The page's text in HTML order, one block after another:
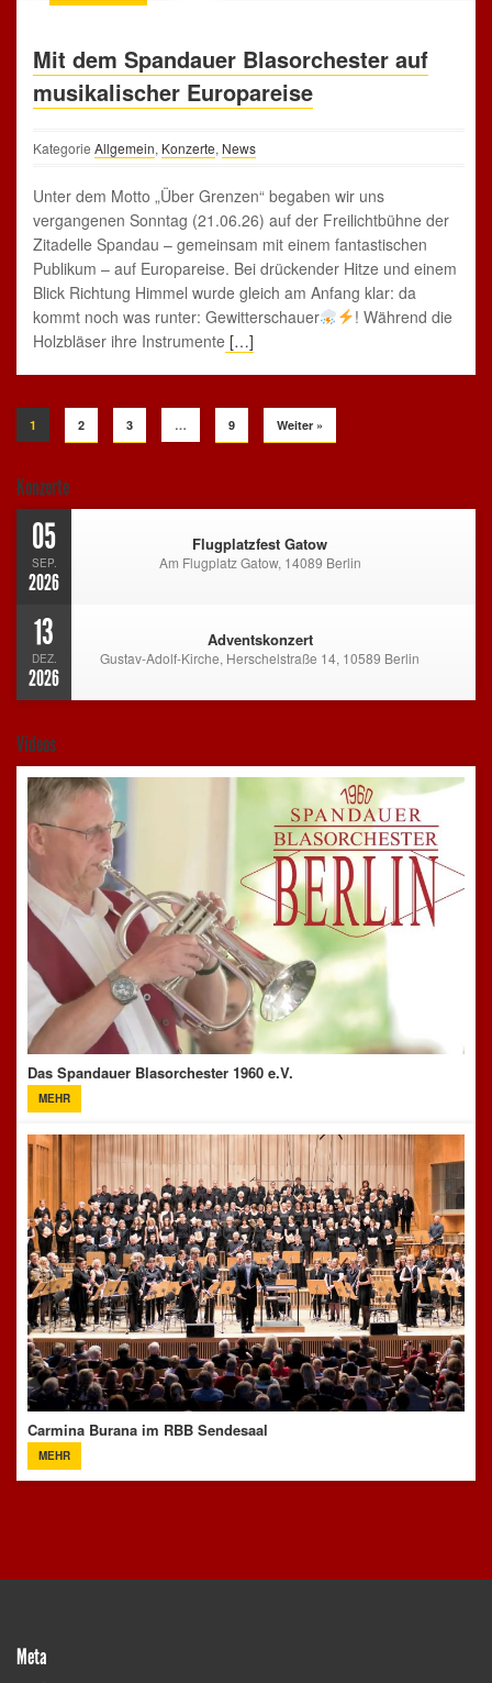
Mit dem Spandauer Blasorchester auf
musikalischer Europareise
Kategorie Allgemein, Konzerte, News
Unter dem Motto „Über Grenzen“ begaben wir uns
vergangenen Sonntag (21.06.26) auf der Freilichtbühne der
Zitadelle Spandau – gemeinsam mit einem fantastischen
Publikum – auf Europareise. Bei drückender Hitze und einem
Blick Richtung Himmel wurde gleich am Anfang klar: da
kommt noch was runter: Gewitterschauer
! Während die
Holzbläser ihre Instrumente […]
1 2 3 … 9 Weiter »
Konzerte
05
SEP.
2026
Flugplatzfest Gatow
Am Flugplatz Gatow, 14089 Berlin
13
DEZ.
2026
Adventskonzert
Gustav-Adolf-Kirche, Herschelstraße 14, 10589 Berlin
Videos
Das Spandauer Blasorchester 1960 e.V.
MEHR
Carmina Burana im RBB Sendesaal
MEHR
Meta